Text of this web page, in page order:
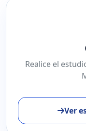
Realice el
Ver